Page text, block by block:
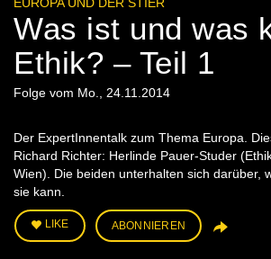
EUROPA UND DER STIER
Was ist und was
Ethik? – Teil 1
Folge vom Mo., 24.11.2014
Der ExpertInnentalk zum Thema Europa.
Richard Richter: Herlinde Pauer-Studer
Wien). Die beiden unterhalten sich darüber,
sie kann.
LIKE ABONNIEREN